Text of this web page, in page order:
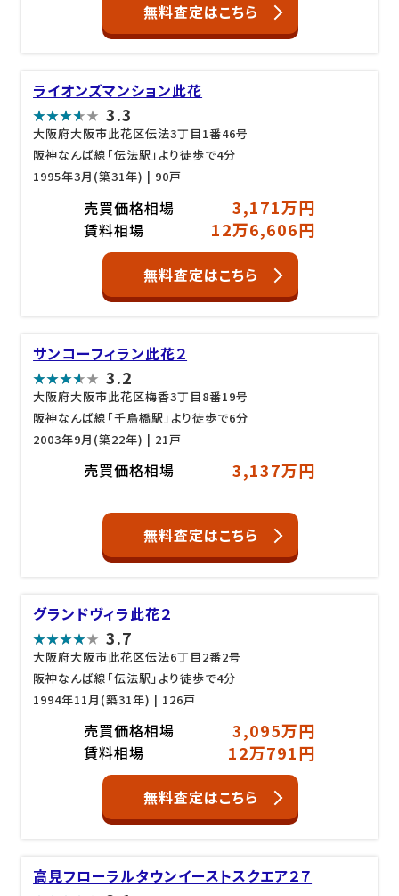
無料査定はこちら
ライオンズマンション此花
3.3
大阪府大阪市此花区伝法3丁目1番46号
阪神なんば線「伝法駅」より徒歩で4分
1995年3月(築31年) | 90戸
売買価格相場 3,171万円
賃料相場 12万6,606円
無料査定はこちら
サンコーフィラン此花２
3.2
大阪府大阪市此花区梅香3丁目8番19号
阪神なんば線「千鳥橋駅」より徒歩で6分
2003年9月(築22年) | 21戸
売買価格相場 3,137万円
無料査定はこちら
グランドヴィラ此花２
3.7
大阪府大阪市此花区伝法6丁目2番2号
阪神なんば線「伝法駅」より徒歩で4分
1994年11月(築31年) | 126戸
売買価格相場 3,095万円
賃料相場 12万791円
無料査定はこちら
高見フローラルタウンイーストスクエア２７